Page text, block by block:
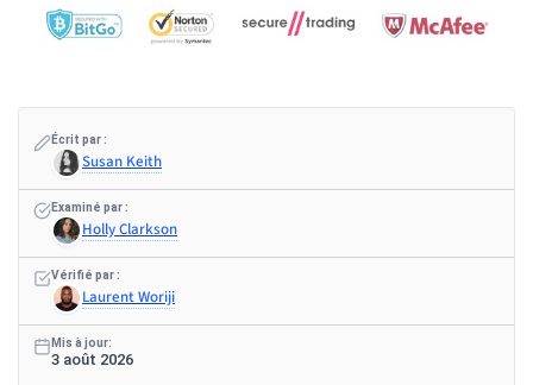
Écrit par :
Susan Keith
Examiné par :
Holly Clarkson
Vérifié par :
Laurent Woriji
Mis à jour:
3 août 2026